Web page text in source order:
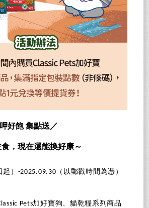
好飽 集點送／
，現在還能換好康～
）-2025.09.30（以郵戳時間為憑）
Pets加好寶狗、貓乾糧系列商品